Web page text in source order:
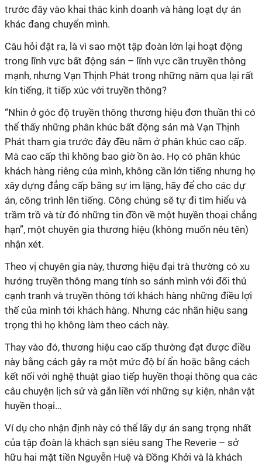
trước đây vào khai thác kinh doanh và hàng loạt dự án
khác đang chuyển mình.
Câu hỏi đặt ra, là vì sao một tập đoàn lớn lại hoạt động
trong lĩnh vực bất động sản – lĩnh vực cần truyền thông
mạnh, nhưng Vạn Thịnh Phát trong những năm qua lại rất
kín tiếng, ít tiếp xúc với truyền thông?
“Nhìn ở góc độ truyền thông thương hiệu đơn thuần thì có
thể thấy những phân khúc bất động sản mà Vạn Thịnh
Phát tham gia trước đây đều nằm ở phân khúc cao cấp.
Mà cao cấp thì không bao giờ ồn ào. Họ có phân khúc
khách hàng riêng của mình, không cần lớn tiếng nhưng họ
xây dựng đẳng cấp bằng sự im lặng, hãy để cho các dự
án, công trình lên tiếng. Công chúng sẽ tự đi tìm hiểu và
trầm trồ và từ đó những tin đồn về một huyền thoại chẳng
hạn”, một chuyên gia thương hiệu (không muốn nêu tên)
nhận xét.
Theo vị chuyên gia này, thương hiệu đại trà thường có xu
hướng truyền thông mang tính so sánh mình với đối thủ
cạnh tranh và truyền thông tới khách hàng những điều lợi
thế của mình tới khách hàng. Nhưng các nhãn hiệu sang
trọng thì họ không làm theo cách này.
Thay vào đó, thương hiệu cao cấp thường đạt được điều
này bằng cách gây ra một mức độ bí ẩn hoặc bằng cách
kết nối với nghệ thuật giao tiếp huyền thoại thông qua các
câu chuyện lịch sử và gắn liền với những sự kiện, nhân vật
huyền thoại…
Ví dụ cho nhận định này có thể lấy dự án sang trọng nhất
của tập đoàn là khách sạn siêu sang The Reverie – sở
hữu hai mặt tiền Nguyễn Huệ và Đồng Khởi và là khách